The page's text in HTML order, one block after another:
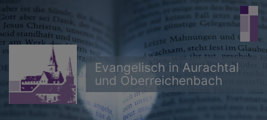
Direkt
zum
Inhalt
Evangelisch in Aurachtal
und Oberreichenbach